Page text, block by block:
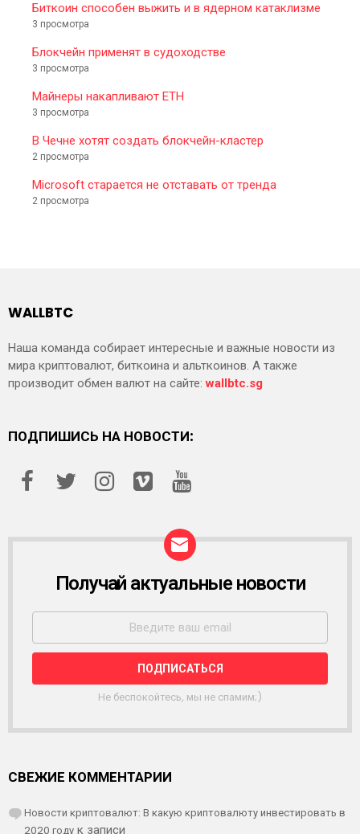
Биткоин способен выжить и в ядерном катаклизме
3 просмотра
Блокчейн применят в судоходстве
3 просмотра
Майнеры накапливают ETH
3 просмотра
В Чечне хотят создать блокчейн-кластер
2 просмотра
Microsoft старается не отставать от тренда
2 просмотра
WALLBTC
Наша команда собирает интересные и важные новости из
мира криптовалют, биткоина и альткоинов. А также
производит обмен валют на сайте:wallbtc.sg
ПОДПИШИСЬ НА НОВОСТИ:
С
Ы
Л
К
Получай актуальные новости
Не беспокойтесь, мы не спамим;)
СВЕЖИЕ КОММЕНТАРИИ
Новости криптовалют: В какую криптовалюту инвестировать в
2020 году к записи